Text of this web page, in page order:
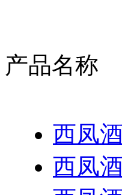
产品名称
西凤
西凤